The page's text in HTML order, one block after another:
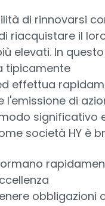
di rinnovarsi
riacquistare il
elevati. In questo
tipicamente
effettua
di
significativo
società HY è
obbligazioni